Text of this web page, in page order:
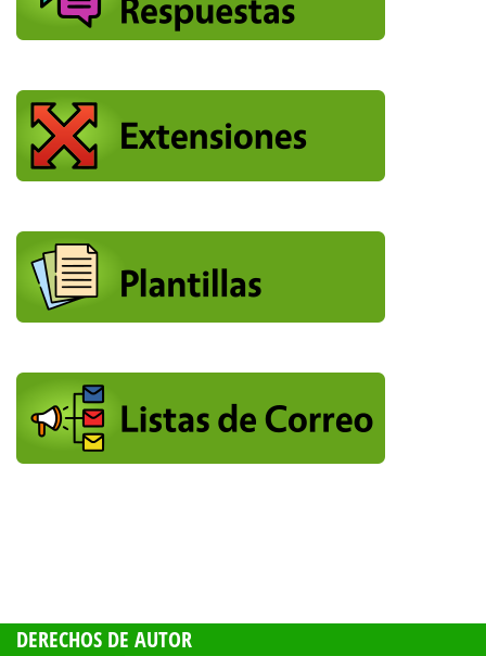
DERECHOS DE AUTOR